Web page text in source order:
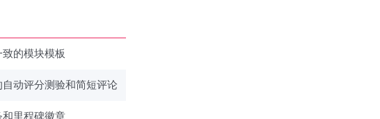
的模块模板
动评分测验和简短评论
里程碑徽章